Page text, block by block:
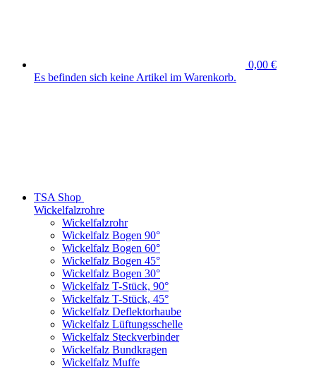
0,00 €
Es befinden sich keine Artikel im Warenkorb.
TSA Shop
Wickelfalzrohre
Wickelfalzrohr
Wickelfalz Bogen 90°
Wickelfalz Bogen 60°
Wickelfalz Bogen 45°
Wickelfalz Bogen 30°
Wickelfalz T-Stück, 90°
Wickelfalz T-Stück, 45°
Wickelfalz Deflektorhaube
Wickelfalz Lüftungsschelle
Wickelfalz Steckverbinder
Wickelfalz Bundkragen
Wickelfalz Muffe